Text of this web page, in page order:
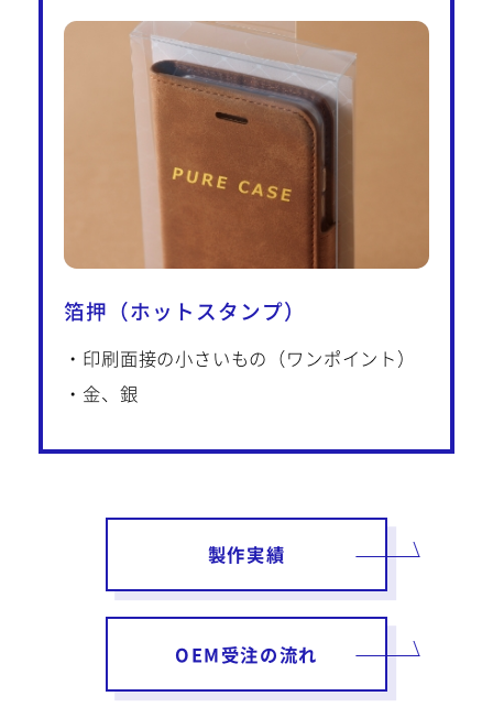
箔押（ホットスタンプ）
・印刷面接の小さいもの（ワンポイント）
・金、銀
製作実績
OEM受注の流れ